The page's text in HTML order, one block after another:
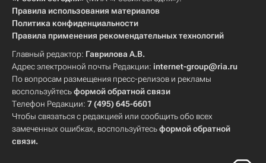
Правила использования материалов
Политика конфиденциальности
Правила применения рекомендательных технологий
Главный редактор: Гаврилова А.В.
Адрес электронной почты Редакции: internet-group@ria.ru
По вопросам размещения пресс-релизов и рекламы
воспользуйтесьформой обратной связи
Телефон Редакции: 7 (495) 645-6601
Чтобы связаться с редакцией или сообщить обо всех
замеченных ошибках, воспользуйтесьформой обратной
связи.